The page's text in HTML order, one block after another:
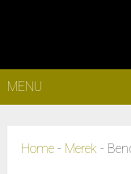
MENU
Home - Merek -